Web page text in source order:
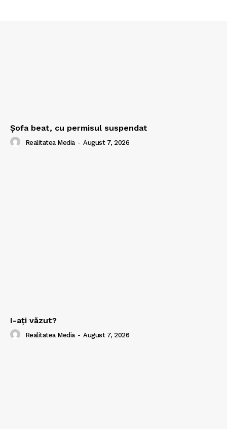
Şofa beat, cu permisul suspendat
Realitatea Media - August 7, 2026
I-aţi văzut?
Realitatea Media - August 7, 2026